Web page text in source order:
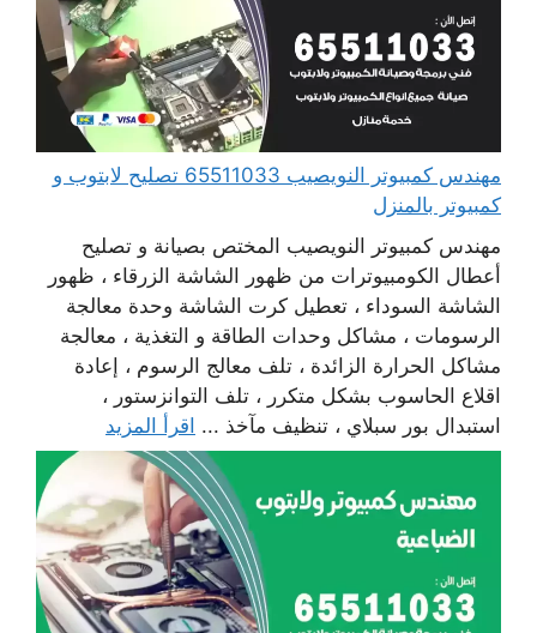
مهندس كمبيوتر النويصيب 65511033 تصليح لابتوب و
كمبيوتر بالمنزل
مهندس كمبيوتر النويصيب المختص بصيانة و تصليح
أعطال الكومبيوترات من ظهور الشاشة الزرقاء ، ظهور
الشاشة السوداء ، تعطيل كرت الشاشة وحدة معالجة
الرسومات ، مشاكل وحدات الطاقة و التغذية ، معالجة
مشاكل الحرارة الزائدة ، تلف معالج الرسوم ، إعادة
اقلاع الحاسوب بشكل متكرر ، تلف التوانزستور ،
استبدال بور سبلاي ، تنظيف مآخذ ... اقرأ المزيد